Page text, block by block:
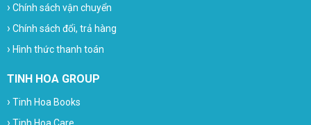
› Chính sách vận chuyển
› Chính sách đổi, trả hàng
› Hình thức thanh toán
TINH HOA GROUP
› Tinh Hoa Books
› Tinh Hoa Care